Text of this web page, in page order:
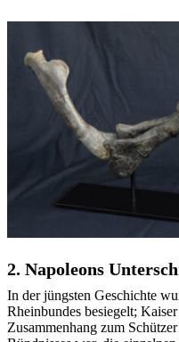
2. Napoleons
In der jüngsten Geschichte
Rheinbundes besiegelt;
Zusammenhang zum